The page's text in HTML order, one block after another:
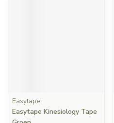
Easytape
Easytape Kinesiology Tape